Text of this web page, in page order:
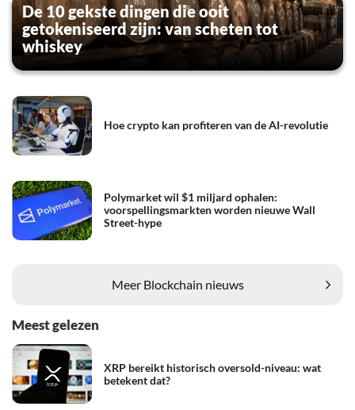
De 10 gekste dingen die ooit
getokeniseerd zijn: van scheten tot
whiskey
Hoe crypto kan profiteren van de AI-revolutie
Polymarket wil $1 miljard ophalen:
voorspellingsmarkten worden nieuwe Wall
Street-hype
Meer Blockchain nieuws
Meest gelezen
XRP bereikt historisch oversold-niveau: wat
betekent dat?